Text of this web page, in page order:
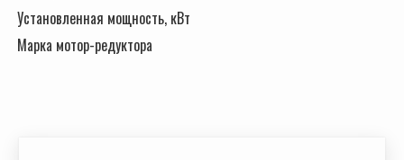
Установленная мощность, кВт
Марка мотор-редуктора